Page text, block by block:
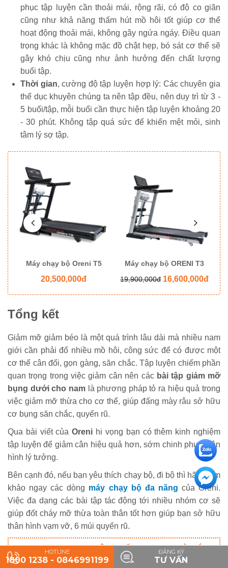
phục tập luyện cần thoải mái, rộng rãi, có độ co giãn
cũng như khả năng thấm hút mồ hôi tốt giúp cơ thể
hoạt động thoải mái, không gây ngứa ngáy. Điều quan
trọng khác là không mặc đồ chật hẹp, bó sát cơ thể sẽ
gây khó chịu cũng như ảnh hưởng đến chất lượng
buổi tập.
Thời gian, cường độ tập luyện hợp lý: Các chuyên gia
thể dục khuyên chúng ta nên tập đều, nên duy trì từ 3 -
5 buổi/tập, mỗi buổi cần thực hiện tập luyện khoảng 20
- 30 phút. Không tập quá sức để khiến mệt mỏi, sinh
tâm lý sợ tập.
Máy chạy bộ Oreni T5
20,500,000đ
Máy chạy bộ ORENI T3
19,900,000đ 16,600,000đ
Tổng kết
Giảm mỡ giảm béo là một quá trình lâu dài mà nhiều nam
giới cần phải đổ nhiều mồ hôi, công sức để có được một
cơ thể cân đối, gọn gàng, săn chắc. Tập luyện chiếm phần
quan trọng trong việc giảm cân nên các bài tập giảm mỡ
bụng dưới cho namlà phương pháp tỏ ra hiệu quả trong
việc giảm mỡ thừa cho cơ thể, giúp đấng mày râu sở hữu
cơ bụng săn chắc, quyến rũ.
Qua bài viết củaOreni hi vọng bạn có thêm kinh nghiệm
tập luyện để giảm cân hiệu quả hơn, sớm chinh phục thân
hình lý tưởng.
Bên cạnh đó, nếu bạn yêu thích chạy bộ, đi bộ thì hãy tham
khảo ngay các dòng máy chạy bộ đa năng của Oreni.
Việc đa dạng các bài tập tác động tới nhiều nhóm cơ sẽ
giúp đốt cháy mỡ thừa toàn thân tốt hơn giúp bạn sở hữu
thân hình vạm vỡ, 6 múi quyến rũ.
ORENI - THƯƠNG HIỆU GHẾ MASSAGE VÀ MÁY
CHẠY BỘ HÀNG ĐẦU VIỆT NAM
HOTLINE
1800 1238 - 0846991199
ĐĂNG KÝ
TƯ VẤN